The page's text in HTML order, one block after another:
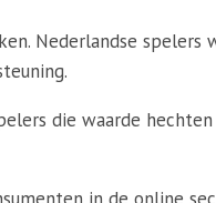
Nederlandse spelers
die waarde